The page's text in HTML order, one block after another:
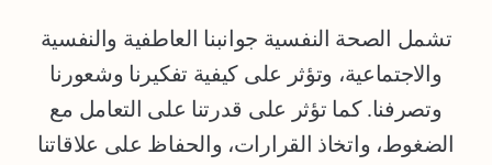
تشمل الصحة النفسية جوانبنا العاطفية والنفسية
والاجتماعية، وتؤثر على كيفية تفكيرنا وشعورنا
وتصرفنا. كما تؤثر على قدرتنا على التعامل مع
الضغوط، واتخاذ القرارات، والحفاظ على علاقاتنا